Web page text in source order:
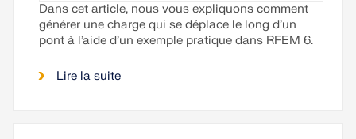
Dans cet article, nous vous expliquons comment
générer une charge qui se déplace le long d’un
pont à l’aide d’un exemple pratique dans RFEM 6.
Lire la suite